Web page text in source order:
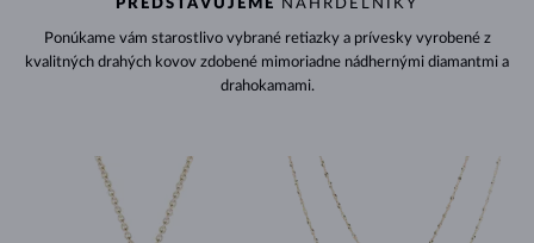
PREDSTAVUJEME NÁHRDELNÍKY
Ponúkame vám starostlivo vybrané retiazky a prívesky vyrobené z
kvalitných drahých kovov zdobené mimoriadne nádhernými diamantmi a
drahokamami.